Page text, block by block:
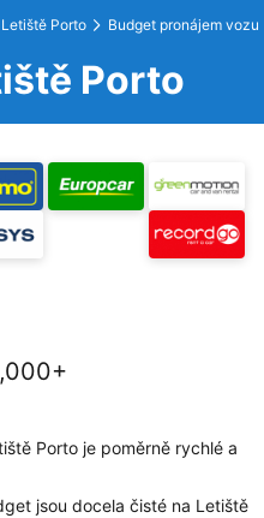
Letiště Porto Budget pronájem vozu
Porto
Porto je poměrně rychlé a
jsou docela čisté na Letiště